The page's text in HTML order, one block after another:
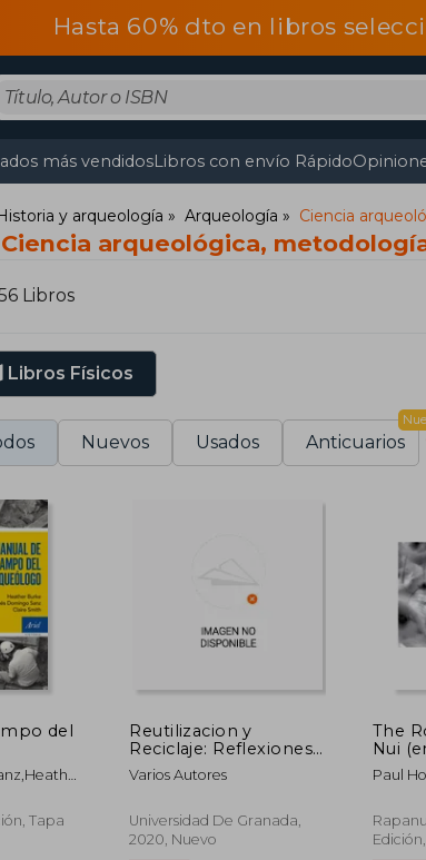
Hasta 60% dto en libros
más vendidosLibros con envío Rápido
y arqueología Arqueología Ciencia
arqueológica,
Libros
Libros Físicos
Nuevos Usados Anticuarios
del
Tapa
Reutilizacion y
Reciclaje: Reflexiones
Desde la Arqueologia
Varios Autores
Universidad De Granada,
2020, Nuevo
The
Nui
Paul